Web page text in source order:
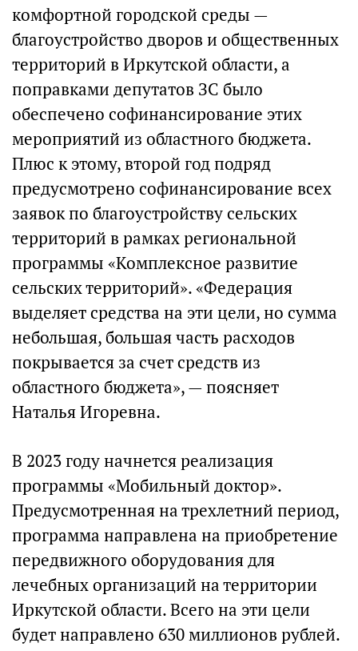
комфортной городской среды —
благоустройство дворов и общественных
территорий в Иркутской области, а
поправками депутатов ЗС было
обеспечено софинансирование этих
мероприятий из областного бюджета.
Плюс к этому, второй год подряд
предусмотрено софинансирование всех
заявок по благоустройству сельских
территорий в рамках региональной
программы «Комплексное развитие
сельских территорий». «Федерация
выделяет средства на эти цели, но сумма
небольшая, большая часть расходов
покрывается за счет средств из
областного бюджета», — поясняет
Наталья Игоревна.
В 2023 году начнется реализация
программы «Мобильный доктор».
Предусмотренная на трехлетний период,
программа направлена на приобретение
передвижного оборудования для
лечебных организаций на территории
Иркутской области. Всего на эти цели
будет направлено 630 миллионов рублей.